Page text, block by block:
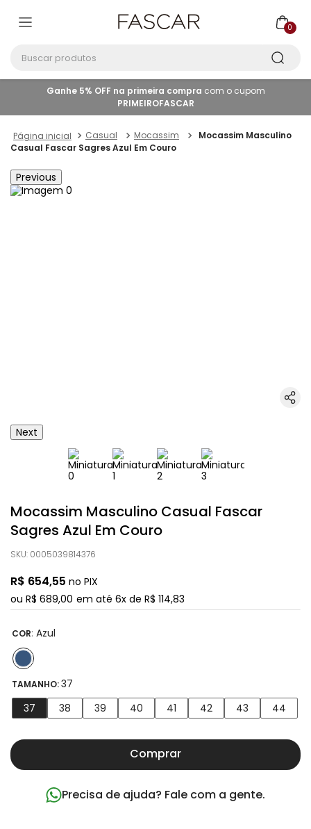
0
Ganhe 5% OFF na primeira compra com o cupom
PRIMEIROFASCAR
Casual Mocassim
Mocassim Masculino
Casual Fascar Sagres Azul Em Couro
Previous
Next
Mocassim Masculino Casual Fascar
Sagres Azul Em Couro
SKU: 0005039814376
R$ 654,55 no PIX
ou R$ 689,00 em até 6x de R$ 114,83
COR: Azul
TAMANHO:37
37
38 39 40 41 42 43 44
Comprar
Precisa de ajuda? Fale com a gente.